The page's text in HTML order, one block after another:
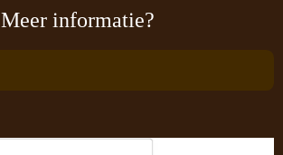
Meer informatie?